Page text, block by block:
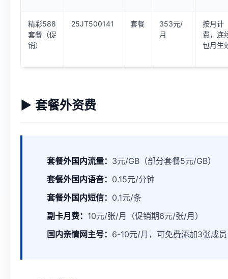
精彩588
套餐（促
销）
25JT500141 套餐
353元/
月
按月计
费，连
包月生
▶ 套餐外资费
套餐外国内流量： 3元/GB（部分套餐5元/GB）
套餐外国内语音： 0.15元/分钟
套餐外国内短信： 0.1元/条
副卡月费： 10元/张/月（促销期6元/张/月）
国内亲情网主号： 6-10元/月，可免费添加3张成